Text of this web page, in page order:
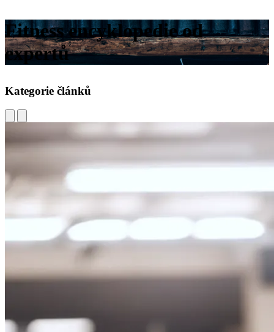
Fitness encyklopedie od
expertů
Kategorie článků